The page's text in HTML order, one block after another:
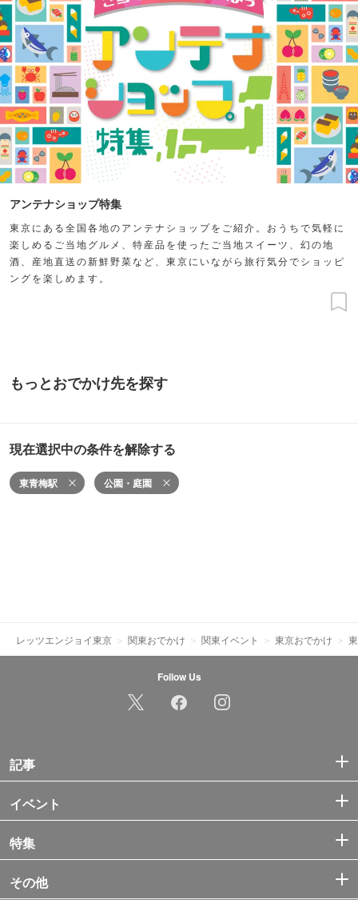
アンテナショップ特集
東京にある全国各地のアンテナショップをご紹介。おうちで気軽に
楽しめるご当地グルメ、特産品を使ったご当地スイーツ、幻の地
酒、産地直送の新鮮野菜など、東京にいながら旅行気分でショッピ
ングを楽しめます。
もっとおでかけ先を探す
現在選択中の条件を解除する
東青梅駅 公園・庭園
レッツエンジョイ東京 関東おでかけ 関東イベント 東京おでかけ
Follow Us
記事
イベント
特集
その他